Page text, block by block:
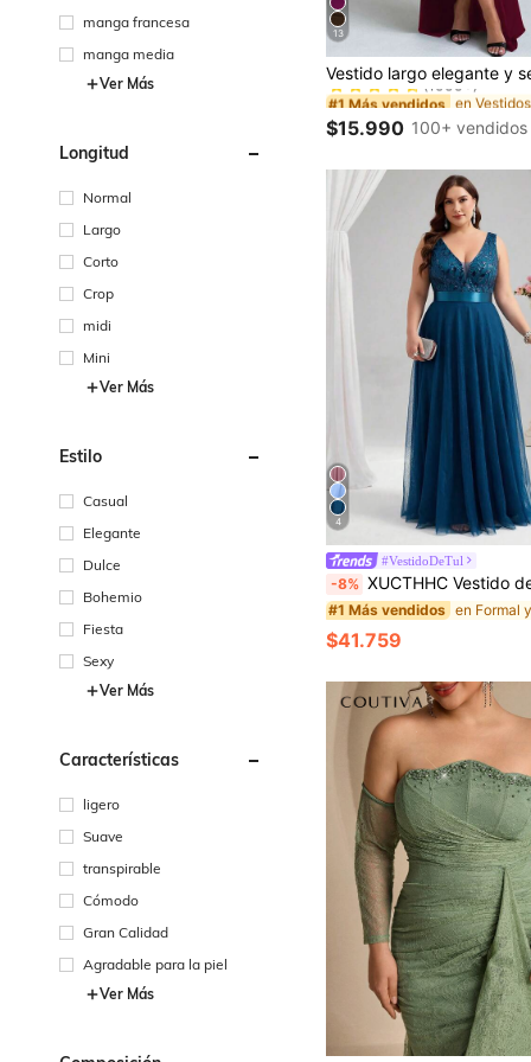
manga francesa
manga media
Ver Más
Longitud
Normal
Largo
Corto
Crop
midi
Mini
Ver Más
Estilo
Casual
Elegante
Dulce
Bohemio
Fiesta
Sexy
Ver Más
Características
ligero
Suave
transpirable
Cómodo
Gran Calidad
Agradable para la piel
Ver Más
13
#1 Más vendidos
(1000+)
#1 Más vendidos
(1000+)
#1 Más vendidos
(1000+)
#1 Más vendidos
$15.990 100+ vendidos
4
#VestidoDeTul
-8% XUCTHHC Vestido de Noche Elegante de Talla Grande con Cuello en V, Sin Mangas, Bordado de Plantas, Lentejuelas&Malla,Para
#1 Más vendidos
$41.759